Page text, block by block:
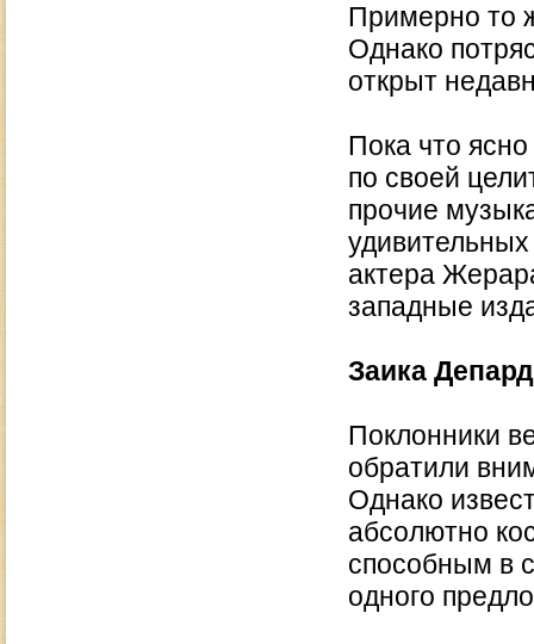
Примерно то
Однако
открыт
Пока что
по своей
прочие
актера
западные
Заика
Поклонники
обратили
Однако
абсолютно
способным в
одного